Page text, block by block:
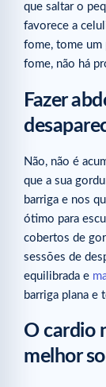
que saltar o
favorece a
fome, tome um
fome, não há
Fazer
Não, não é
que a sua
barriga e nos
ótimo para
cobertos de
sessões de
equilibrada e
barriga plana e
O cardio
melhor